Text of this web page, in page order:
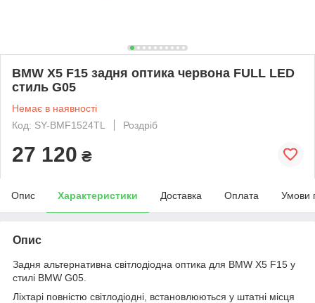
BMW X5 F15 задня оптика червона FULL LED
стиль G05
Немає в наявності
Код: SY-BMF1524TL
Роздріб
27 120 ₴
Опис Характеристики Доставка Оплата Умови
Опис
Задня альтернативна світлодіодна оптика для BMW X5 F15 у
стилі BMW G05.
Ліхтарі повністю світлодіодні, встановлюються у штатні місця